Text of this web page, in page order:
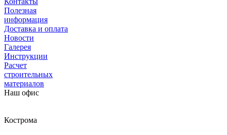
Полезная
информация
Доставка и оплата
Новости
Галерея
Инструкции
Расчет
строительных
материалов
Наш офис
Кострома